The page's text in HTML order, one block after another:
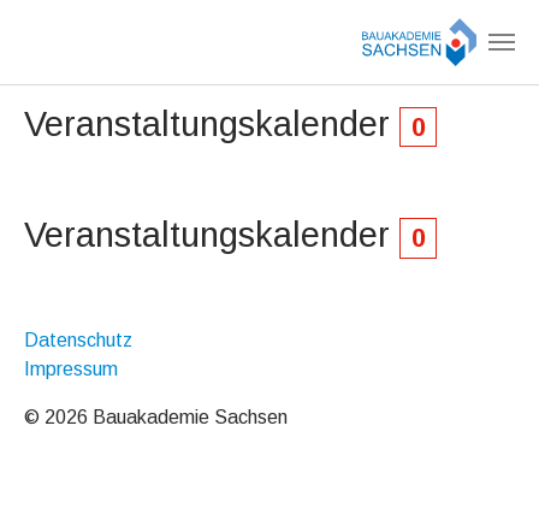
Veranstaltungskalender 0
Veranstaltungskalender 0
Datenschutz
Impressum
© 2026 Bauakademie Sachsen